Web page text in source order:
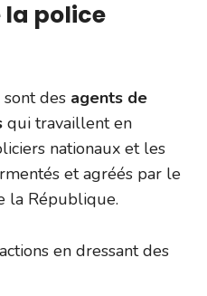
la police
des agents de
qui travaillent en
nationaux et les
et agréés par le
la République.
en dressant des